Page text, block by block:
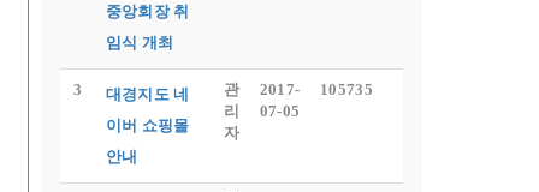
중앙회장 취
임식 개최
3
대경지도 네
이버 쇼핑몰
안내
관
리
자
2017-
07-05
105735